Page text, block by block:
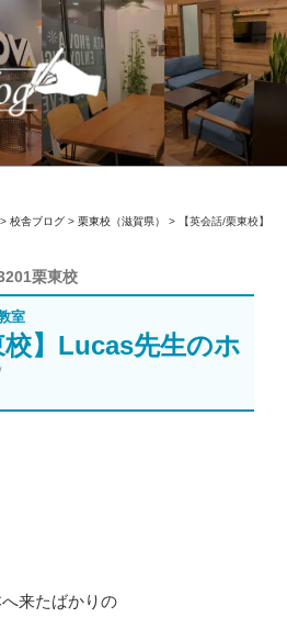
【公式】スクールブロ
> 校舎ブログ > 栗東校（滋賀県） >
【英会話/栗東校】
栗東校
室
校】Lucas先生のホ
来たばかりの